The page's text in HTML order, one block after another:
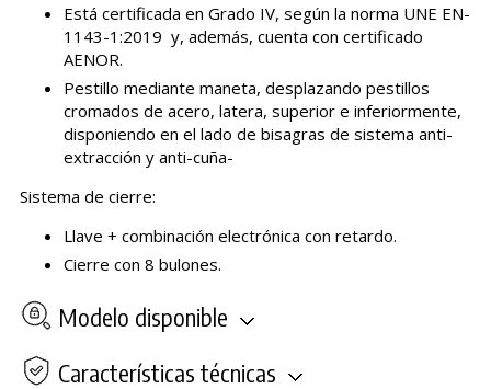
Está certificada en Grado IV, según la norma UNE EN-
1143-1:2019 y, además, cuenta con certificado
AENOR.
Pestillo mediante maneta, desplazando pestillos
cromados de acero, latera, superior e inferiormente,
disponiendo en el lado de bisagras de sistema anti-
extracción y anti-cuña-
Sistema de cierre:
Llave + combinación electrónica con retardo.
Cierre con 8 bulones.
Modelo disponible
Características técnicas